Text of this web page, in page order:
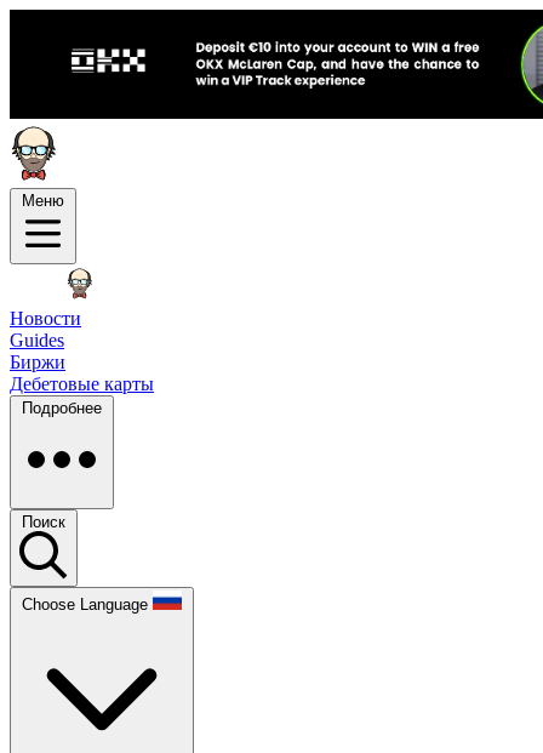
Меню
Новости
Guides
Биржи
Дебетовые карты
Подробнее
Поиск
Choose Language